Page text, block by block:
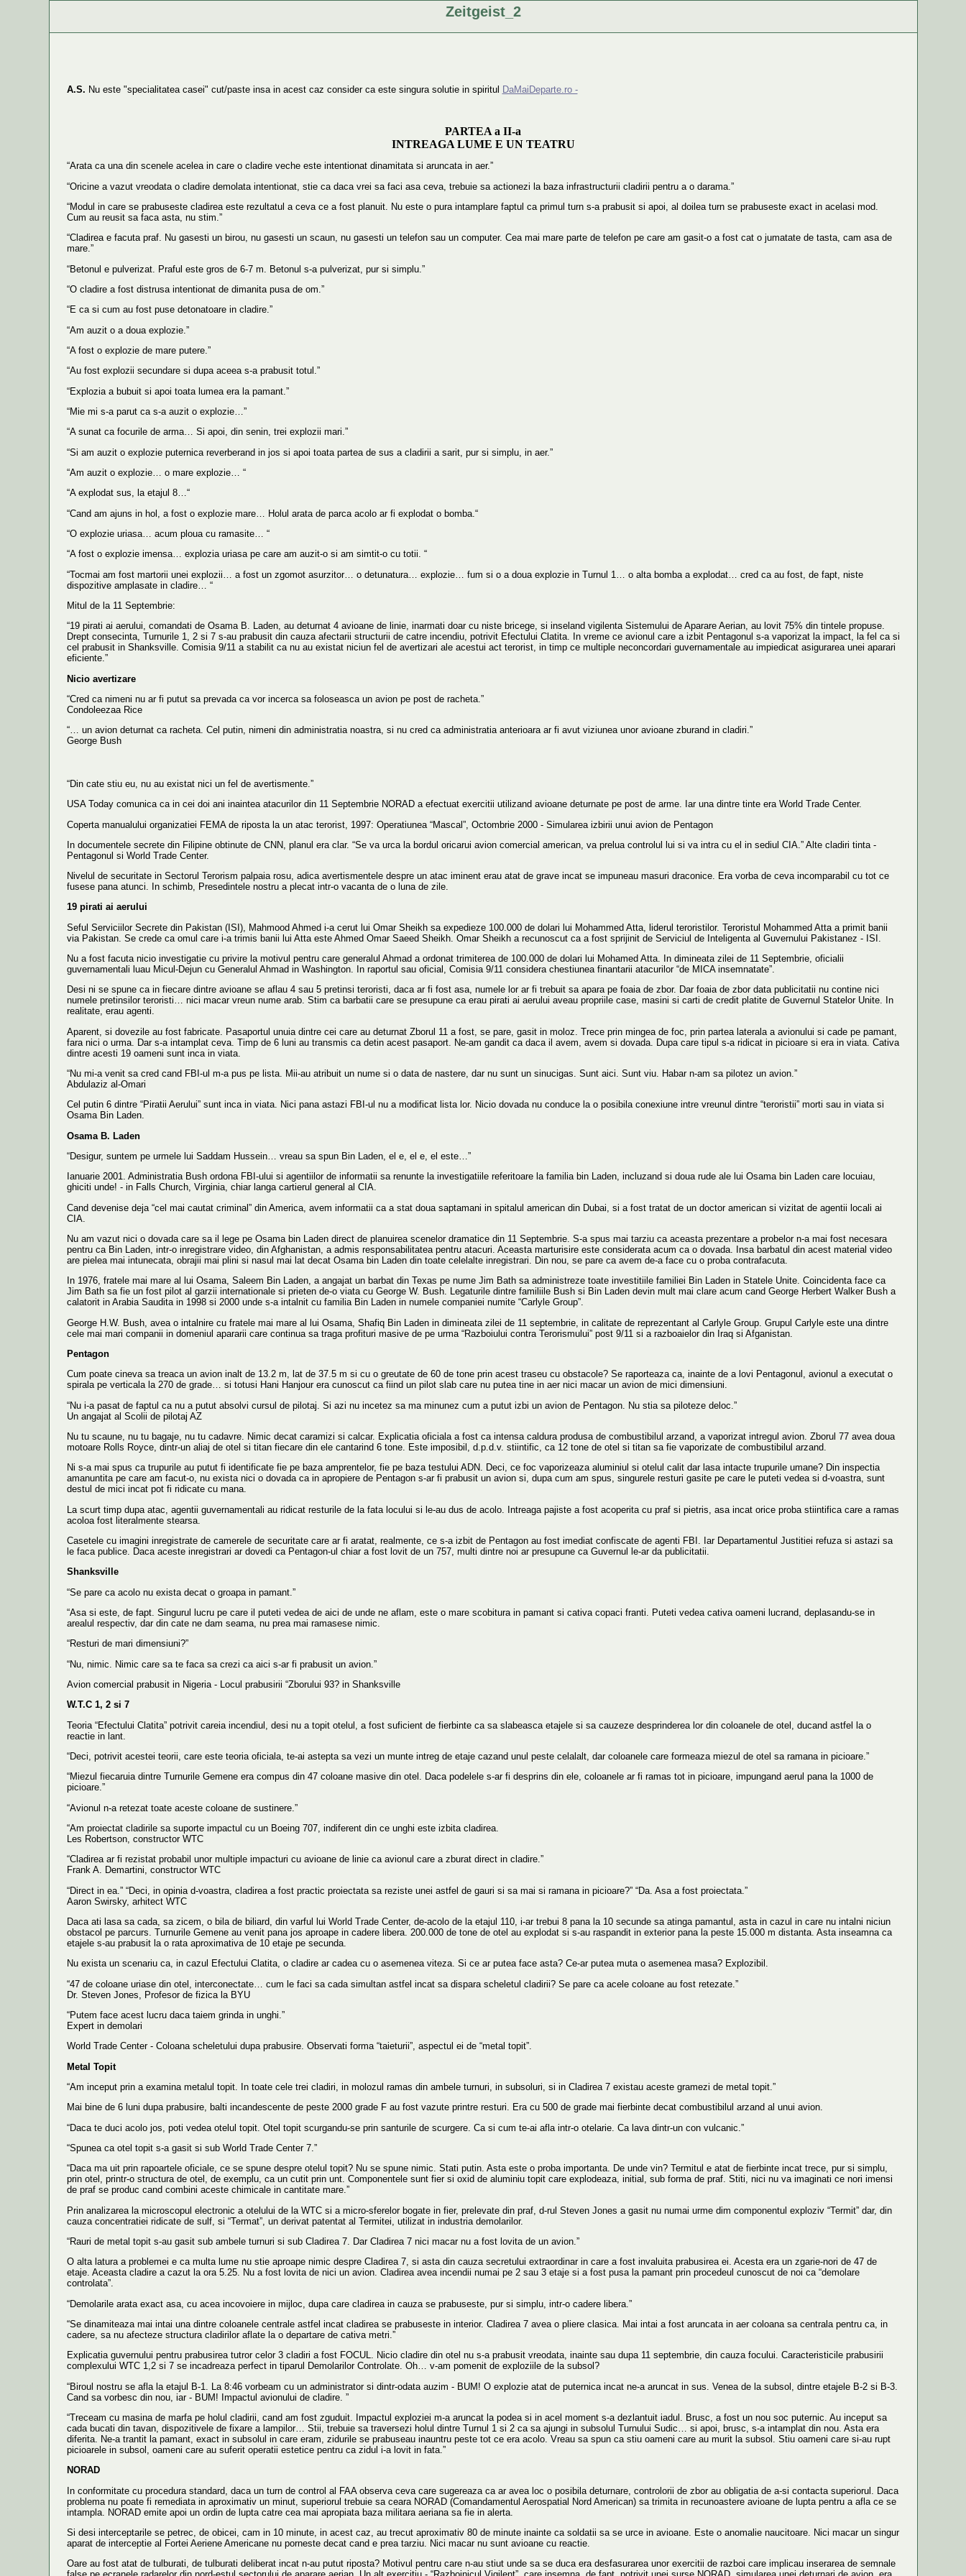
Zeitgeist_2
A.S. Nu este "specialitatea casei" cut/paste insa in acest caz consider ca este singura solutie in spiritul DaMaiDeparte.ro -
PARTEA a II-a
INTREAGA LUME E UN TEATRU
“Arata ca una din scenele acelea in care o cladire veche este intentionat dinamitata si aruncata in aer.”
“Oricine a vazut vreodata o cladire demolata intentionat, stie ca daca vrei sa faci asa ceva, trebuie sa actionezi la baza infrastructurii cladirii pentru a o darama.”
“Modul in care se prabuseste cladirea este rezultatul a ceva ce a fost planuit. Nu este o pura intamplare faptul ca primul turn s-a prabusit si apoi, al doilea turn se prabuseste exact in acelasi mod.
Cum au reusit sa faca asta, nu stim.”
“Cladirea e facuta praf. Nu gasesti un birou, nu gasesti un scaun, nu gasesti un telefon sau un computer. Cea mai mare parte de telefon pe care am gasit-o a fost cat o jumatate de tasta, cam asa de
mare.”
“Betonul e pulverizat. Praful este gros de 6-7 m. Betonul s-a pulverizat, pur si simplu.”
“O cladire a fost distrusa intentionat de dimanita pusa de om.”
“E ca si cum au fost puse detonatoare in cladire.”
“Am auzit o a doua explozie.”
“A fost o explozie de mare putere.”
“Au fost explozii secundare si dupa aceea s-a prabusit totul.”
“Explozia a bubuit si apoi toata lumea era la pamant.”
“Mie mi s-a parut ca s-a auzit o explozie…”
“A sunat ca focurile de arma… Si apoi, din senin, trei explozii mari.”
“Si am auzit o explozie puternica reverberand in jos si apoi toata partea de sus a cladirii a sarit, pur si simplu, in aer.”
“Am auzit o explozie… o mare explozie… “
“A explodat sus, la etajul 8…“
“Cand am ajuns in hol, a fost o explozie mare… Holul arata de parca acolo ar fi explodat o bomba.“
“O explozie uriasa… acum ploua cu ramasite… “
“A fost o explozie imensa… explozia uriasa pe care am auzit-o si am simtit-o cu totii. “
“Tocmai am fost martorii unei explozii… a fost un zgomot asurzitor… o detunatura… explozie… fum si o a doua explozie in Turnul 1… o alta bomba a explodat… cred ca au fost, de fapt, niste
dispozitive amplasate in cladire… “
Mitul de la 11 Septembrie:
“19 pirati ai aerului, comandati de Osama B. Laden, au deturnat 4 avioane de linie, inarmati doar cu niste bricege, si inseland vigilenta Sistemului de Aparare Aerian, au lovit 75% din tintele propuse.
Drept consecinta, Turnurile 1, 2 si 7 s-au prabusit din cauza afectarii structurii de catre incendiu, potrivit Efectului Clatita. In vreme ce avionul care a izbit Pentagonul s-a vaporizat la impact, la fel ca si
cel prabusit in Shanksville. Comisia 9/11 a stabilit ca nu au existat niciun fel de avertizari ale acestui act terorist, in timp ce multiple neconcordari guvernamentale au impiedicat asigurarea unei aparari
eficiente.”
Nicio avertizare
“Cred ca nimeni nu ar fi putut sa prevada ca vor incerca sa foloseasca un avion pe post de racheta.”
Condoleezaa Rice
“… un avion deturnat ca racheta. Cel putin, nimeni din administratia noastra, si nu cred ca administratia anterioara ar fi avut viziunea unor avioane zburand in cladiri.”
George Bush
“Din cate stiu eu, nu au existat nici un fel de avertismente.”
USA Today comunica ca in cei doi ani inaintea atacurilor din 11 Septembrie NORAD a efectuat exercitii utilizand avioane deturnate pe post de arme. Iar una dintre tinte era World Trade Center.
Coperta manualului organizatiei FEMA de riposta la un atac terorist, 1997: Operatiunea “Mascal”, Octombrie 2000 - Simularea izbirii unui avion de Pentagon
In documentele secrete din Filipine obtinute de CNN, planul era clar. “Se va urca la bordul oricarui avion comercial american, va prelua controlul lui si va intra cu el in sediul CIA.” Alte cladiri tinta -
Pentagonul si World Trade Center.
Nivelul de securitate in Sectorul Terorism palpaia rosu, adica avertismentele despre un atac iminent erau atat de grave incat se impuneau masuri draconice. Era vorba de ceva incomparabil cu tot ce
fusese pana atunci. In schimb, Presedintele nostru a plecat intr-o vacanta de o luna de zile.
19 pirati ai aerului
Seful Serviciilor Secrete din Pakistan (ISI), Mahmood Ahmed i-a cerut lui Omar Sheikh sa expedieze 100.000 de dolari lui Mohammed Atta, liderul teroristilor. Teroristul Mohammed Atta a primit banii
via Pakistan. Se crede ca omul care i-a trimis banii lui Atta este Ahmed Omar Saeed Sheikh. Omar Sheikh a recunoscut ca a fost sprijinit de Serviciul de Inteligenta al Guvernului Pakistanez - ISI.
Nu a fost facuta nicio investigatie cu privire la motivul pentru care generalul Ahmad a ordonat trimiterea de 100.000 de dolari lui Mohamed Atta. In dimineata zilei de 11 Septembrie, oficialii
guvernamentali luau Micul-Dejun cu Generalul Ahmad in Washington. In raportul sau oficial, Comisia 9/11 considera chestiunea finantarii atacurilor “de MICA insemnatate”.
Desi ni se spune ca in fiecare dintre avioane se aflau 4 sau 5 pretinsi teroristi, daca ar fi fost asa, numele lor ar fi trebuit sa apara pe foaia de zbor. Dar foaia de zbor data publicitatii nu contine nici
numele pretinsilor teroristi… nici macar vreun nume arab. Stim ca barbatii care se presupune ca erau pirati ai aerului aveau propriile case, masini si carti de credit platite de Guvernul Statelor Unite. In
realitate, erau agenti.
Aparent, si dovezile au fost fabricate. Pasaportul unuia dintre cei care au deturnat Zborul 11 a fost, se pare, gasit in moloz. Trece prin mingea de foc, prin partea laterala a avionului si cade pe pamant,
fara nici o urma. Dar s-a intamplat ceva. Timp de 6 luni au transmis ca detin acest pasaport. Ne-am gandit ca daca il avem, avem si dovada. Dupa care tipul s-a ridicat in picioare si era in viata. Cativa
dintre acesti 19 oameni sunt inca in viata.
“Nu mi-a venit sa cred cand FBI-ul m-a pus pe lista. Mii-au atribuit un nume si o data de nastere, dar nu sunt un sinucigas. Sunt aici. Sunt viu. Habar n-am sa pilotez un avion.”
Abdulaziz al-Omari
Cel putin 6 dintre “Piratii Aerului” sunt inca in viata. Nici pana astazi FBI-ul nu a modificat lista lor. Nicio dovada nu conduce la o posibila conexiune intre vreunul dintre “teroristii” morti sau in viata si
Osama Bin Laden.
Osama B. Laden
“Desigur, suntem pe urmele lui Saddam Hussein… vreau sa spun Bin Laden, el e, el e, el este…”
Ianuarie 2001. Administratia Bush ordona FBI-ului si agentiilor de informatii sa renunte la investigatiile referitoare la familia bin Laden, incluzand si doua rude ale lui Osama bin Laden care locuiau,
ghiciti unde! - in Falls Church, Virginia, chiar langa cartierul general al CIA.
Cand devenise deja “cel mai cautat criminal” din America, avem informatii ca a stat doua saptamani in spitalul american din Dubai, si a fost tratat de un doctor american si vizitat de agentii locali ai
CIA.
Nu am vazut nici o dovada care sa il lege pe Osama bin Laden direct de planuirea scenelor dramatice din 11 Septembrie. S-a spus mai tarziu ca aceasta prezentare a probelor n-a mai fost necesara
pentru ca Bin Laden, intr-o inregistrare video, din Afghanistan, a admis responsabilitatea pentru atacuri. Aceasta marturisire este considerata acum ca o dovada. Insa barbatul din acest material video
are pielea mai intunecata, obrajii mai plini si nasul mai lat decat Osama bin Laden din toate celelalte inregistrari. Din nou, se pare ca avem de-a face cu o proba contrafacuta.
In 1976, fratele mai mare al lui Osama, Saleem Bin Laden, a angajat un barbat din Texas pe nume Jim Bath sa administreze toate investitiile familiei Bin Laden in Statele Unite. Coincidenta face ca
Jim Bath sa fie un fost pilot al garzii internationale si prieten de-o viata cu George W. Bush. Legaturile dintre familiile Bush si Bin Laden devin mult mai clare acum cand George Herbert Walker Bush a
calatorit in Arabia Saudita in 1998 si 2000 unde s-a intalnit cu familia Bin Laden in numele companiei numite “Carlyle Group”.
George H.W. Bush, avea o intalnire cu fratele mai mare al lui Osama, Shafiq Bin Laden in dimineata zilei de 11 septembrie, in calitate de reprezentant al Carlyle Group. Grupul Carlyle este una dintre
cele mai mari companii in domeniul apararii care continua sa traga profituri masive de pe urma “Razboiului contra Terorismului” post 9/11 si a razboaielor din Iraq si Afganistan.
Pentagon
Cum poate cineva sa treaca un avion inalt de 13.2 m, lat de 37.5 m si cu o greutate de 60 de tone prin acest traseu cu obstacole? Se raporteaza ca, inainte de a lovi Pentagonul, avionul a executat o
spirala pe verticala la 270 de grade… si totusi Hani Hanjour era cunoscut ca fiind un pilot slab care nu putea tine in aer nici macar un avion de mici dimensiuni.
“Nu i-a pasat de faptul ca nu a putut absolvi cursul de pilotaj. Si azi nu incetez sa ma minunez cum a putut izbi un avion de Pentagon. Nu stia sa piloteze deloc.”
Un angajat al Scolii de pilotaj AZ
Nu tu scaune, nu tu bagaje, nu tu cadavre. Nimic decat caramizi si calcar. Explicatia oficiala a fost ca intensa caldura produsa de combustibilul arzand, a vaporizat intregul avion. Zborul 77 avea doua
motoare Rolls Royce, dintr-un aliaj de otel si titan fiecare din ele cantarind 6 tone. Este imposibil, d.p.d.v. stiintific, ca 12 tone de otel si titan sa fie vaporizate de combustibilul arzand.
Ni s-a mai spus ca trupurile au putut fi identificate fie pe baza amprentelor, fie pe baza testului ADN. Deci, ce foc vaporizeaza aluminiul si otelul calit dar lasa intacte trupurile umane? Din inspectia
amanuntita pe care am facut-o, nu exista nici o dovada ca in apropiere de Pentagon s-ar fi prabusit un avion si, dupa cum am spus, singurele resturi gasite pe care le puteti vedea si d-voastra, sunt
destul de mici incat pot fi ridicate cu mana.
La scurt timp dupa atac, agentii guvernamentali au ridicat resturile de la fata locului si le-au dus de acolo. Intreaga pajiste a fost acoperita cu praf si pietris, asa incat orice proba stiintifica care a ramas
acoloa fost literalmente stearsa.
Casetele cu imagini inregistrate de camerele de securitate care ar fi aratat, realmente, ce s-a izbit de Pentagon au fost imediat confiscate de agenti FBI. Iar Departamentul Justitiei refuza si astazi sa
le faca publice. Daca aceste inregistrari ar dovedi ca Pentagon-ul chiar a fost lovit de un 757, multi dintre noi ar presupune ca Guvernul le-ar da publicitatii.
Shanksville
“Se pare ca acolo nu exista decat o groapa in pamant.”
“Asa si este, de fapt. Singurul lucru pe care il puteti vedea de aici de unde ne aflam, este o mare scobitura in pamant si cativa copaci franti. Puteti vedea cativa oameni lucrand, deplasandu-se in
arealul respectiv, dar din cate ne dam seama, nu prea mai ramasese nimic.
“Resturi de mari dimensiuni?”
“Nu, nimic. Nimic care sa te faca sa crezi ca aici s-ar fi prabusit un avion.”
Avion comercial prabusit in Nigeria - Locul prabusirii “Zborului 93? in Shanksville
W.T.C 1, 2 si 7
Teoria “Efectului Clatita” potrivit careia incendiul, desi nu a topit otelul, a fost suficient de fierbinte ca sa slabeasca etajele si sa cauzeze desprinderea lor din coloanele de otel, ducand astfel la o
reactie in lant.
“Deci, potrivit acestei teorii, care este teoria oficiala, te-ai astepta sa vezi un munte intreg de etaje cazand unul peste celalalt, dar coloanele care formeaza miezul de otel sa ramana in picioare.”
“Miezul fiecaruia dintre Turnurile Gemene era compus din 47 coloane masive din otel. Daca podelele s-ar fi desprins din ele, coloanele ar fi ramas tot in picioare, impungand aerul pana la 1000 de
picioare.”
“Avionul n-a retezat toate aceste coloane de sustinere.”
“Am proiectat cladirile sa suporte impactul cu un Boeing 707, indiferent din ce unghi este izbita cladirea.
Les Robertson, constructor WTC
“Cladirea ar fi rezistat probabil unor multiple impacturi cu avioane de linie ca avionul care a zburat direct in cladire.”
Frank A. Demartini, constructor WTC
“Direct in ea.” “Deci, in opinia d-voastra, cladirea a fost practic proiectata sa reziste unei astfel de gauri si sa mai si ramana in picioare?” “Da. Asa a fost proiectata.”
Aaron Swirsky, arhitect WTC
Daca ati lasa sa cada, sa zicem, o bila de biliard, din varful lui World Trade Center, de-acolo de la etajul 110, i-ar trebui 8 pana la 10 secunde sa atinga pamantul, asta in cazul in care nu intalni niciun
obstacol pe parcurs. Turnurile Gemene au venit pana jos aproape in cadere libera. 200.000 de tone de otel au explodat si s-au raspandit in exterior pana la peste 15.000 m distanta. Asta inseamna ca
etajele s-au prabusit la o rata aproximativa de 10 etaje pe secunda.
Nu exista un scenariu ca, in cazul Efectului Clatita, o cladire ar cadea cu o asemenea viteza. Si ce ar putea face asta? Ce-ar putea muta o asemenea masa? Explozibil.
“47 de coloane uriase din otel, interconectate… cum le faci sa cada simultan astfel incat sa dispara scheletul cladirii? Se pare ca acele coloane au fost retezate.”
Dr. Steven Jones, Profesor de fizica la BYU
“Putem face acest lucru daca taiem grinda in unghi.”
Expert in demolari
World Trade Center - Coloana scheletului dupa prabusire. Observati forma “taieturii”, aspectul ei de “metal topit”.
Metal Topit
“Am inceput prin a examina metalul topit. In toate cele trei cladiri, in molozul ramas din ambele turnuri, in subsoluri, si in Cladirea 7 existau aceste gramezi de metal topit.”
Mai bine de 6 luni dupa prabusire, balti incandescente de peste 2000 grade F au fost vazute printre resturi. Era cu 500 de grade mai fierbinte decat combustibilul arzand al unui avion.
“Daca te duci acolo jos, poti vedea otelul topit. Otel topit scurgandu-se prin santurile de scurgere. Ca si cum te-ai afla intr-o otelarie. Ca lava dintr-un con vulcanic.”
“Spunea ca otel topit s-a gasit si sub World Trade Center 7.”
“Daca ma uit prin rapoartele oficiale, ce se spune despre otelul topit? Nu se spune nimic. Stati putin. Asta este o proba importanta. De unde vin? Termitul e atat de fierbinte incat trece, pur si simplu,
prin otel, printr-o structura de otel, de exemplu, ca un cutit prin unt. Componentele sunt fier si oxid de aluminiu topit care explodeaza, initial, sub forma de praf. Stiti, nici nu va imaginati ce nori imensi
de praf se produc cand combini aceste chimicale in cantitate mare.”
Prin analizarea la microscopul electronic a otelului de la WTC si a micro-sferelor bogate in fier, prelevate din praf, d-rul Steven Jones a gasit nu numai urme dim componentul exploziv “Termit” dar, din
cauza concentratiei ridicate de sulf, si “Termat”, un derivat patentat al Termitei, utilizat in industria demolarilor.
“Rauri de metal topit s-au gasit sub ambele turnuri si sub Cladirea 7. Dar Cladirea 7 nici macar nu a fost lovita de un avion.”
O alta latura a problemei e ca multa lume nu stie aproape nimic despre Cladirea 7, si asta din cauza secretului extraordinar in care a fost invaluita prabusirea ei. Acesta era un zgarie-nori de 47 de
etaje. Aceasta cladire a cazut la ora 5.25. Nu a fost lovita de nici un avion. Cladirea avea incendii numai pe 2 sau 3 etaje si a fost pusa la pamant prin procedeul cunoscut de noi ca “demolare
controlata”.
“Demolarile arata exact asa, cu acea incovoiere in mijloc, dupa care cladirea in cauza se prabuseste, pur si simplu, intr-o cadere libera.”
“Se dinamiteaza mai intai una dintre coloanele centrale astfel incat cladirea se prabuseste in interior. Cladirea 7 avea o pliere clasica. Mai intai a fost aruncata in aer coloana sa centrala pentru ca, in
cadere, sa nu afecteze structura cladirilor aflate la o departare de cativa metri.”
Explicatia guvernului pentru prabusirea tutror celor 3 cladiri a fost FOCUL. Nicio cladire din otel nu s-a prabusit vreodata, inainte sau dupa 11 septembrie, din cauza focului. Caracteristicile prabusirii
complexului WTC 1,2 si 7 se incadreaza perfect in tiparul Demolarilor Controlate. Oh… v-am pomenit de exploziile de la subsol?
“Biroul nostru se afla la etajul B-1. La 8:46 vorbeam cu un administrator si dintr-odata auzim - BUM! O explozie atat de puternica incat ne-a aruncat in sus. Venea de la subsol, dintre etajele B-2 si B-3.
Cand sa vorbesc din nou, iar - BUM! Impactul avionului de cladire. ”
“Treceam cu masina de marfa pe holul cladirii, cand am fost zguduit. Impactul exploziei m-a aruncat la podea si in acel moment s-a dezlantuit iadul. Brusc, a fost un nou soc puternic. Au inceput sa
cada bucati din tavan, dispozitivele de fixare a lampilor… Stii, trebuie sa traversezi holul dintre Turnul 1 si 2 ca sa ajungi in subsolul Turnului Sudic… si apoi, brusc, s-a intamplat din nou. Asta era
diferita. Ne-a trantit la pamant, exact in subsolul in care eram, zidurile se prabuseau inauntru peste tot ce era acolo. Vreau sa spun ca stiu oameni care au murit la subsol. Stiu oameni care si-au rupt
picioarele in subsol, oameni care au suferit operatii estetice pentru ca zidul i-a lovit in fata.”
NORAD
In conformitate cu procedura standard, daca un turn de control al FAA observa ceva care sugereaza ca ar avea loc o posibila deturnare, controlorii de zbor au obligatia de a-si contacta superiorul. Daca
problema nu poate fi remediata in aproximativ un minut, superiorul trebuie sa ceara NORAD (Comandamentul Aerospatial Nord American) sa trimita in recunoastere avioane de lupta pentru a afla ce se
intampla. NORAD emite apoi un ordin de lupta catre cea mai apropiata baza militara aeriana sa fie in alerta.
Si desi interceptarile se petrec, de obicei, cam in 10 minute, in acest caz, au trecut aproximativ 80 de minute inainte ca soldatii sa se urce in avioane. Este o anomalie naucitoare. Nici macar un singur
aparat de interceptie al Fortei Aeriene Americane nu porneste decat cand e prea tarziu. Nici macar nu sunt avioane cu reactie.
Oare au fost atat de tulburati, de tulburati deliberat incat n-au putut riposta? Motivul pentru care n-au stiut unde sa se duca era desfasurarea unor exercitii de razboi care implicau inserarea de semnale